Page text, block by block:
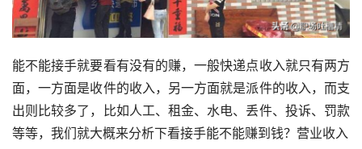
能不能接手就要看有没有的赚，一般快递点收入就只有两方
面，一方面是收件的收入，另一方面就是派件的收入，而支
出则比较多了，比如人工、租金、水电、丢件、投诉、罚款
等等，我们就大概来分析下看接手能不能赚到钱？营业收入